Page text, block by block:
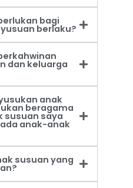
bagi
berlaku?
dan keluarga
anak
beragama
susuan saya
anak-anak
susuan yang